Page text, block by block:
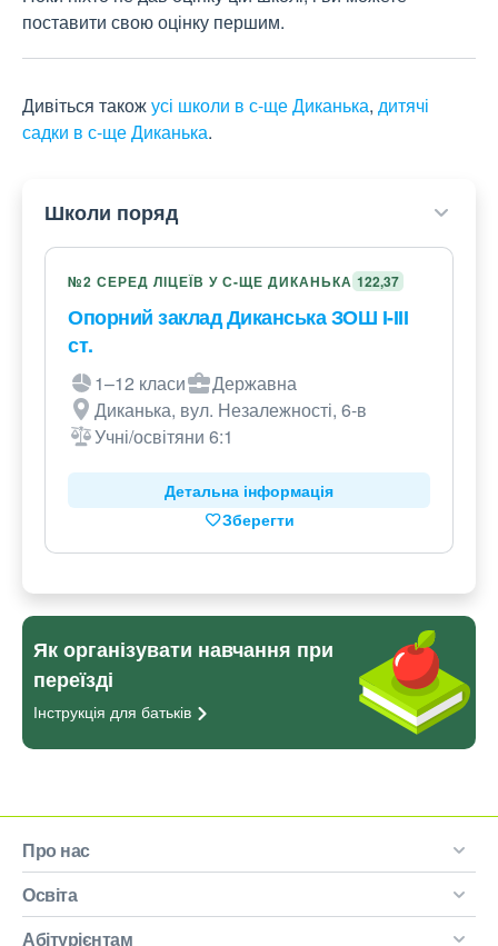
поставити свою оцінку першим.
Дивіться такожусі школи в с-ще Диканька, дитячі
садки в с-ще Диканька.
Школи поряд
№2 СЕРЕД ЛІЦЕЇВ У С-ЩЕ ДИКАНЬКА 122,37
Опорний заклад Диканська ЗОШ І-ІІІ
ст.
1–12 класи
Державна
Диканька, вул. Незалежності, 6-в
Учні/освітяни 6:1
Детальна інформація
Зберегти
Як організувати навчання при
переїзді
Інструкція для батьків
Про нас
Освіта
Абітурієнтам